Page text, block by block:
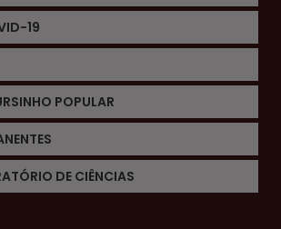
19
POPULAR
DE CIÊNCIAS